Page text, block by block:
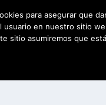
para asegurar que
usuario en nuestro sitio
sitio asumiremos que